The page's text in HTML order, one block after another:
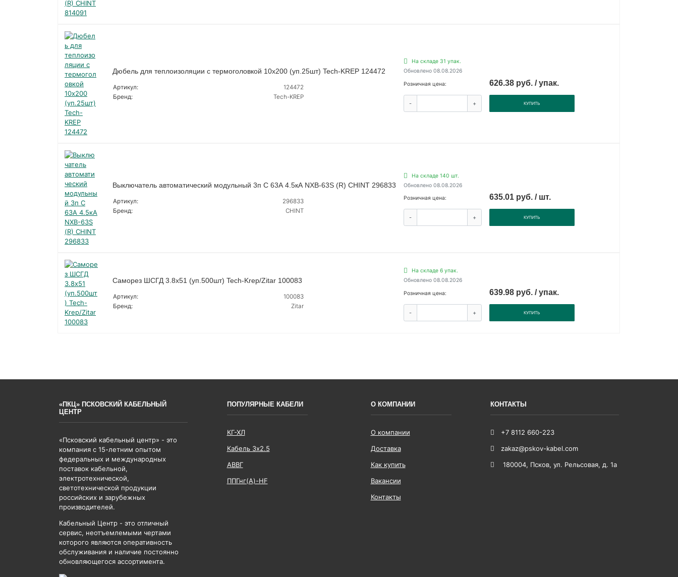
Дюбель для теплоизоляции с термоголовкой 10х200 (уп.25шт) Tech-KREP 124472
Артикул:
124472
Бренд:
Tech-KREP
На складе 31 упак.
Обновлено 08.08.2026
Розничная цена:
626.38 руб. / упак.
- + КУПИТЬ
Выключатель автоматический модульный 3п C 63А 4.5кА NXB-63S (R) CHINT 296833
Артикул:
296833
Бренд:
CHINT
На складе 140 шт.
Обновлено 08.08.2026
Розничная цена:
635.01 руб. / шт.
- + КУПИТЬ
Саморез ШСГД 3.8х51 (уп.500шт) Tech-Krep/Zitar 100083
Артикул:
100083
Бренд:
Zitar
На складе 6 упак.
Обновлено 08.08.2026
Розничная цена:
639.98 руб. / упак.
- + КУПИТЬ
«ПКЦ» ПСКОВСКИЙ КАБЕЛЬНЫЙ
ЦЕНТР
«Псковский кабельный центр» - это
компания с 15-летним опытом
федеральных и международных
поставок кабельной,
электротехнической,
светотехнической продукции
российских и зарубежных
производителей.
Кабельный Центр - это отличный
сервис, неотъемлемыми чертами
которого являются оперативность
обслуживания и наличие постоянно
обновляющегося ассортимента.
ПОПУЛЯРНЫЕ КАБЕЛИ
КГ-ХЛ
Кабель 3x2.5
АВВГ
ППГнг(А)-HF
О КОМПАНИИ
О компании
Доставка
Как купить
Вакансии
Контакты
КОНТАКТЫ
+7 8112 660-223
zakaz@pskov-kabel.com
180004, Псков, ул. Рельсовая, д. 1а